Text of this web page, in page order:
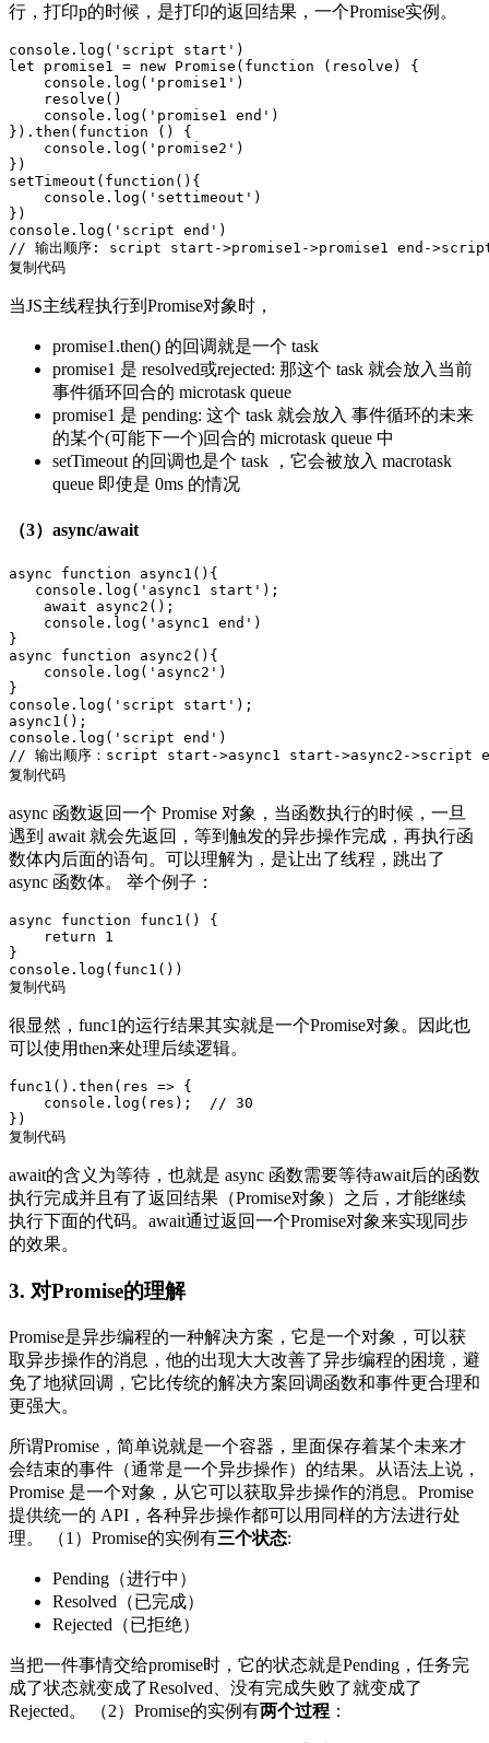
行，打印p的时候，是打印的返回结果，一个Promise实例。
console .log( 'script start'
let promise1 = new Promise ( function ( resolve ) {
console .log( 'promise1' )
    resolve()
console .log( 'promise1 end' )
}).then( function () {
console .log( 'promise2' )
setTimeout ( function () {
console .log( 'settimeout' )
console .log( 'script end'
// 输出顺序: script start->promise1->promise1 end-
复制代码
当JS主线程执行到Promise对象时，
promise1.then() 的回调就是一个 task
promise1 是 resolved或rejected: 那这个 task 就会放入当前
事件循环回合的 microtask queue
promise1 是 pending: 这个 task 就会放入 事件循环的未来
的某个(可能下一个)回合的 microtask queue 中
setTimeout 的回调也是个 task ，它会被放入 macrotask
queue 即使是 0ms 的情况
（3）async/await
async function async1 () {
console .log( 'async1 start' );
await async2();
console .log( 'async1 end' )
async
function async2 () {
console .log( 'async2' )
console .log( 'script start' );
console .log( 'script end'
// 输出顺序：script start->async1 start->async2->script
复制代码
async 函数返回一个 Promise 对象，当函数执行的时候，一旦
遇到 await 就会先返回，等到触发的异步操作完成，再执行函
数体内后面的语句。可以理解为，是让出了线程，跳出了
async 函数体。 举个例子：
async function func1 () {
return
1
console
复制代码
很显然，func1的运行结果其实就是一个Promise对象。因此也
可以使用then来处理后续逻辑。
func1().then( res => {
console .log(res); // 30
复制代码
await的含义为等待，也就是 async 函数需要等待await后的函数
执行完成并且有了返回结果（Promise对象）之后，才能继续
执行下面的代码。await通过返回一个Promise对象来实现同步
的效果。
3. 对Promise的理解
Promise是异步编程的一种解决方案，它是一个对象，可以获
取异步操作的消息，他的出现大大改善了异步编程的困境，避
免了地狱回调，它比传统的解决方案回调函数和事件更合理和
更强大。
所谓Promise，简单说就是一个容器，里面保存着某个未来才
会结束的事件（通常是一个异步操作）的结果。从语法上说，
Promise 是一个对象，从它可以获取异步操作的消息。Promise
提供统一的 API，各种异步操作都可以用同样的方法进行处
理。 （1）Promise的实例有三个状态:
Pending（进行中）
Resolved（已完成）
Rejected（已拒绝）
当把一件事情交给promise时，它的状态就是Pending，任务完
成了状态就变成了Resolved、没有完成失败了就变成了
Rejected。 （2）Promise的实例有两个过程 ：